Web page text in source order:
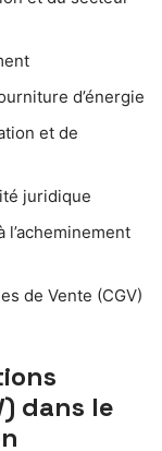
d’énergie
et de
juridique
de Vente (CGV)
dans le